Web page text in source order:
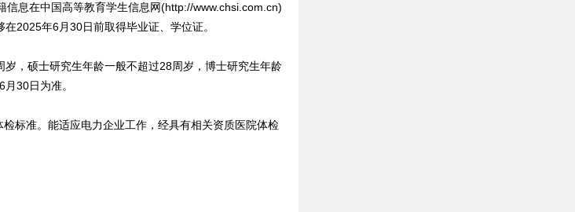
息在中国高等教育学生信息网(http://www.chsi.com.cn)
2025年6月30日前取得毕业证、学位证。
，硕士研究生年龄一般不超过28周岁，博士研究生年龄
30日为准。
准。能适应电力企业工作，经具有相关资质医院体检